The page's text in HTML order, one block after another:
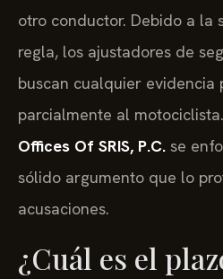
otro conductor. Debido a la
regla, los ajustadores de
buscan cualquier evidencia
parcialmente al
Offices Of SRIS, P.C. se
sólido argumento que lo
acusaciones.
¿Cuál es el